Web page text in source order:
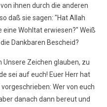
ihnen durch die anderen
daß sie sagen: "Hat Allah
Wohltat erwiesen?" Weiß
Dankbaren Bescheid?
Unsere Zeichen glauben, zu
sei auf euch! Euer Herr hat
Wer von euch
danach dann bereut und